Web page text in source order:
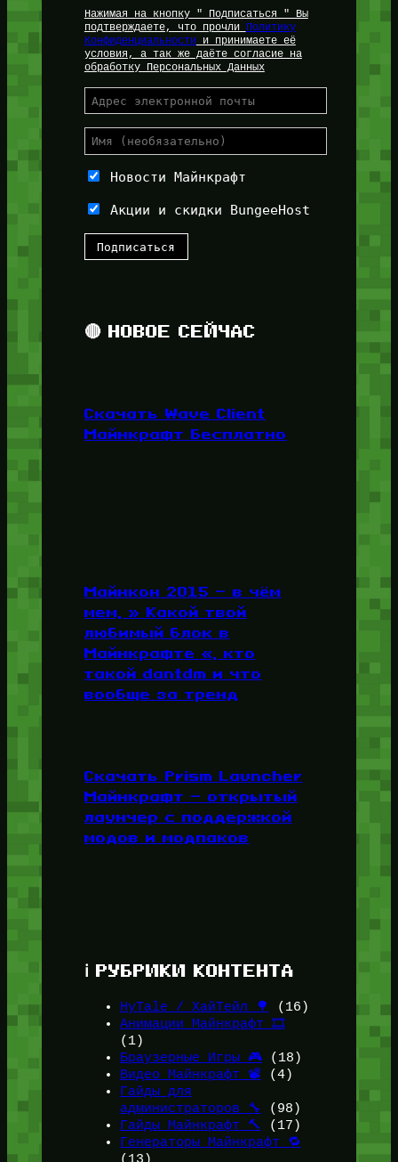
Нажимая на кнопку " Подписаться " Вы
подтверждаете, что прочли
Политику
Конфиденциальностии принимаете её
условия, а так же даёте согласие на
обработку Персональных Данных
Новости Майнкрафт
Акции и скидки BungeeHost
🔴 НОВОЕ СЕЙЧАС
Скачать Wave Client
Майнкрафт Бесплатно
Майнкон 2015 — в чём
мем, » Какой твой
любимый блок в
Майнкрафте «, кто
такой dantdm и что
вообще за тренд
Скачать Prism Launcher
Майнкрафт — открытый
лаунчер с поддержкой
модов и модпаков
ℹ️ РУБРИКИ КОНТЕНТА
HyTale / ХайТейл 🌳
(16)
Анимации Майнкрафт 🎞️
(1)
Браузерные Игры 🎮(18)
Видео Майнкрафт 📽️ (4)
Гайды для
администраторов 🔧
(98)
Гайды Майнкрафт 🔨
(17)
Генераторы Майнкрафт 🔁
(13)